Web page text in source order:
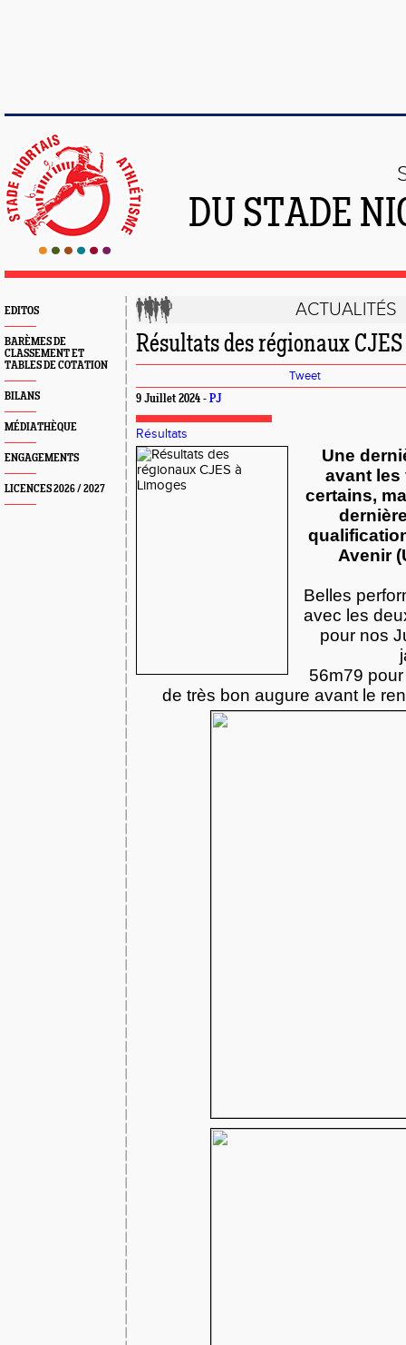
DU STADE
EDITOS
BARÈMES DE
CLASSEMENT ET
TABLES DE COTATION
BILANS
MÉDIATHÈQUE
ENGAGEMENTS
LICENCES 2026 / 2027
ACTUALITÉS
Résultats des régionaux
Tweet
9 Juillet 2024 - PJ
Résultats
Une
avant les
certains,
Avenir
Belles
avec les
pour nos
56m79
de très bon augure avant le